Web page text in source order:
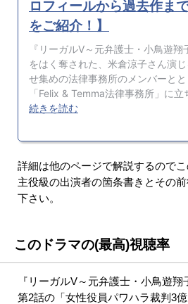
詳細は他のページで解説するので
主役級の出演者の箇条書きとその
下さい。
このドラマの(最高)視聴率
『リーガルV～元弁護士・小鳥遊
第2話の「女性役員パワハラ裁判3